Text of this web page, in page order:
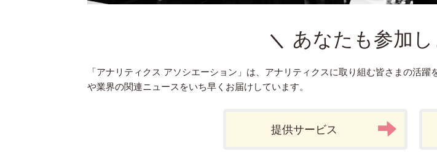
あなたも参加
「アナリティクス アソシエーション」は、アナリティクスに取り組む皆さまの活
や業界の関連ニュースをいち早くお届けしています。
提供サービス